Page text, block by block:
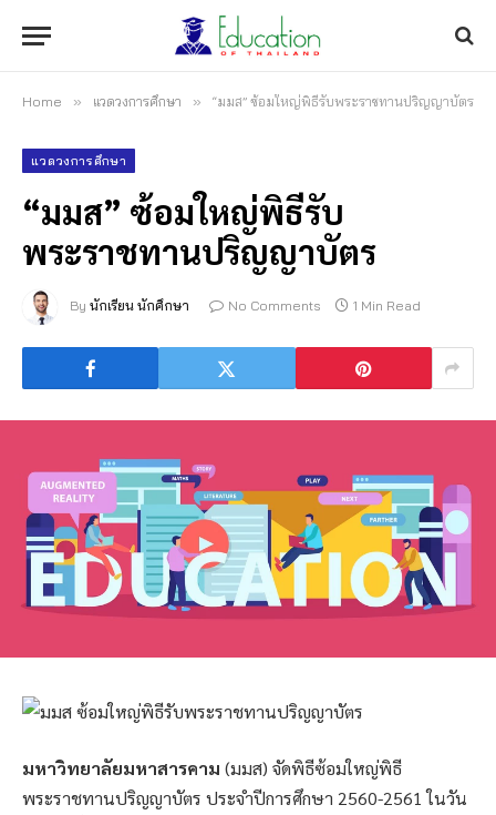
Home » แวดวงการศึกษา » “มมส” ซ้อมใหญ่พิธีรับพระราชทานปริญญาบัตร
แวดวงการศึกษา
“มมส” ซ้อมใหญ่พิธีรับ
พระราชทานปริญญาบัตร
By นักเรียน นักศึกษา No Comments 1 Min Read
มหาวิทยาลัยมหาสารคาม (มมส) จัดพิธีซ้อมใหญ่พิธี
พระราชทานปริญญาบัตร ประจำปีการศึกษา 2560-2561 ในวัน